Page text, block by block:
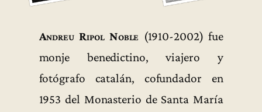
Andreu Ripol Noble (1910-2002) fue
monje benedictino, viajero y
fotógrafo catalán, cofundador en
1953 del Monasterio de Santa María